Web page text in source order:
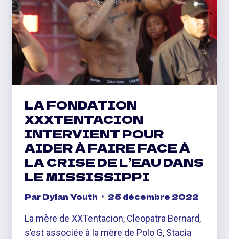
LA FONDATION
XXXTENTACION
INTERVIENT POUR
AIDER À FAIRE FACE À
LA CRISE DE L’EAU DANS
LE MISSISSIPPI
ParDylan Youth 25 décembre 2022
La mère de XXTentacion, Cleopatra Bernard,
s’est associée à la mère de Polo G, Stacia